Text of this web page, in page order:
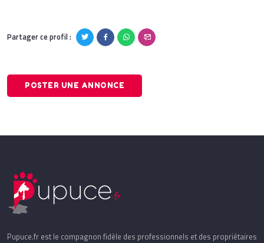
Partager ce profil :
POSTER UNE ANNONCE
Pupuce.fr est le compagnon fidèle des professionnels et des propriétaires